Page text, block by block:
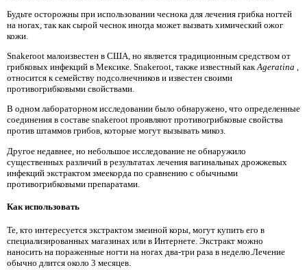
Будьте осторожны при использовании чеснока для лечения грибка ногтей
на ногах, так как сырой чеснок иногда может вызвать химический ожог
кожи.
Snakeroot малоизвестен в США, но является традиционным средством от
грибковых инфекций в Мексике. Snakeroot, также известный как Ageratina
относится к семейству подсолнечников и известен своими
противогрибковыми свойствами.
В одном лабораторном исследовании было обнаружено, что определенные
соединения в составе snakeroot проявляют противогрибковые свойства
против штаммов грибов, которые могут вызывать микоз.
Другое недавнее, но небольшое исследование не обнаружило
существенных различий в результатах лечения вагинальных дрожжевых
инфекций экстрактом змеекорда по сравнению с обычными
противогрибковыми препаратами.
Как использовать
Те, кто интересуется экстрактом змеиной коры, могут купить его в
специализированных магазинах или в Интернете. Экстракт можно
наносить на пораженные ногти на ногах два-три раза в неделю.Лечение
обычно длится около 3 месяцев.